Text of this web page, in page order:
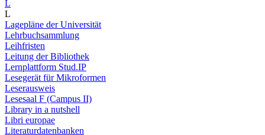
L
L
Lagepläne der Universität
Lehrbuchsammlung
Leihfristen
Leitung der Bibliothek
Lernplattform Stud.IP
Lesegerät für Mikroformen
Leserausweis
Lesesaal F (Campus II)
Library in a nutshell
Libri europae
Literaturdatenbanken